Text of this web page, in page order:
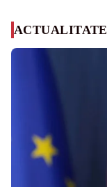
ACTUALITATE